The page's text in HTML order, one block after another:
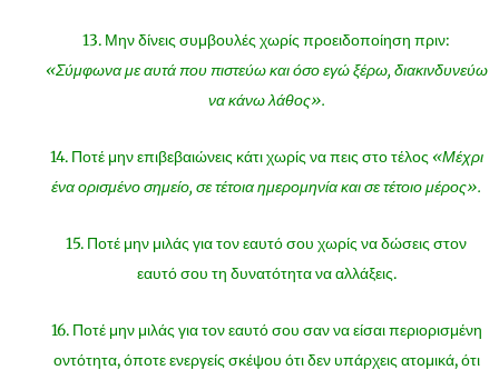
13. Μην δίνεις συμβουλές χωρίς προειδοποίηση πριν:
«Σύμφωνα με αυτά που πιστεύω και όσο εγώ ξέρω, διακινδυνεύω
να κάνω λάθος».
14. Ποτέ μην επιβεβαιώνεις κάτι χωρίς να πεις στο τέλος «Μέχρι
ένα ορισμένο σημείο, σε τέτοια ημερομηνία και σε τέτοιο μέρος».
15. Ποτέ μην μιλάς για τον εαυτό σου χωρίς να δώσεις στον
εαυτό σου τη δυνατότητα να αλλάξεις.
16. Ποτέ μην μιλάς για τον εαυτό σου σαν να είσαι περιορισμένη
οντότητα, όποτε ενεργείς σκέψου ότι δεν υπάρχεις ατομικά, ότι